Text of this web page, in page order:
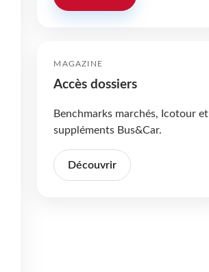
MAGAZINE
Accès dossiers
Benchmarks marchés, Icotour et
suppléments Bus&Car.
Découvrir